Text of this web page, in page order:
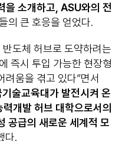
을 소개하고, ASU와의 전
의 큰 호응을 얻었다.
도체 허브로 도약하려는
즉시 투입 가능한 현장형
움을 겪고 있다”면서
술교육대가 발전시켜 온
개발 허브 대학으로서의
공급의 새로운 세계적 모
다.